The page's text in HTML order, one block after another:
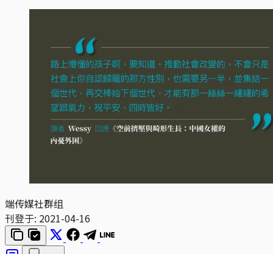
端传媒社群组
刊登于: 2021-04-16